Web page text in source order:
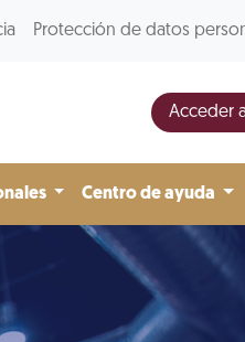
Protección de datos
Acceder
Centro de ayuda